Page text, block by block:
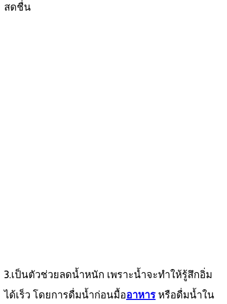
สดชื่น
3.เป็นตัวช่วยลดน้ำหนัก เพราะน้ำจะทำให้รู้สึกอิ่ม
ได้เร็ว โดยการดื่มน้ำก่อนมื้ออาหารหรือดื่มน้ำใน